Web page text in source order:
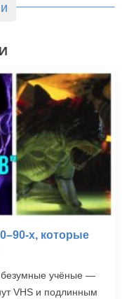
х, которые
учёные —
VHS и подлинным